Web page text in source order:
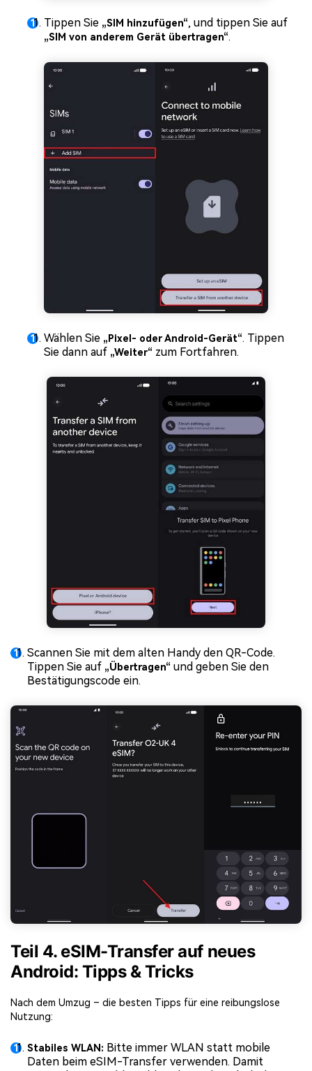
Tippen Sie „SIM hinzufügen“, und tippen Sie auf
„SIM von anderem Gerät übertragen“.
Wählen Sie „Pixel- oder Android-Gerät“. Tippen
Sie dann auf „Weiter“ zum Fortfahren.
Scannen Sie mit dem alten Handy den QR-Code.
Tippen Sie auf „Übertragen“ und geben Sie den
Bestätigungscode ein.
Teil 4. eSIM-Transfer auf neues
Android: Tipps & Tricks
Nach dem Umzug – die besten Tipps für eine reibungslose
Nutzung:
Stabiles WLAN: Bitte immer WLAN statt mobile
Daten beim eSIM-Transfer verwenden. Damit